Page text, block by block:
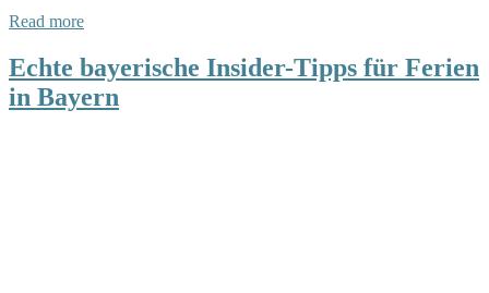
Read more
Echte bayerische Insider-Tipps für Ferien
in Bayern